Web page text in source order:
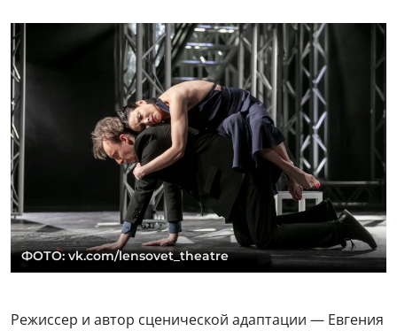
ФОТО: vk.com/lensovet_theatre
Режиссер и автор сценической адаптации — Евгения